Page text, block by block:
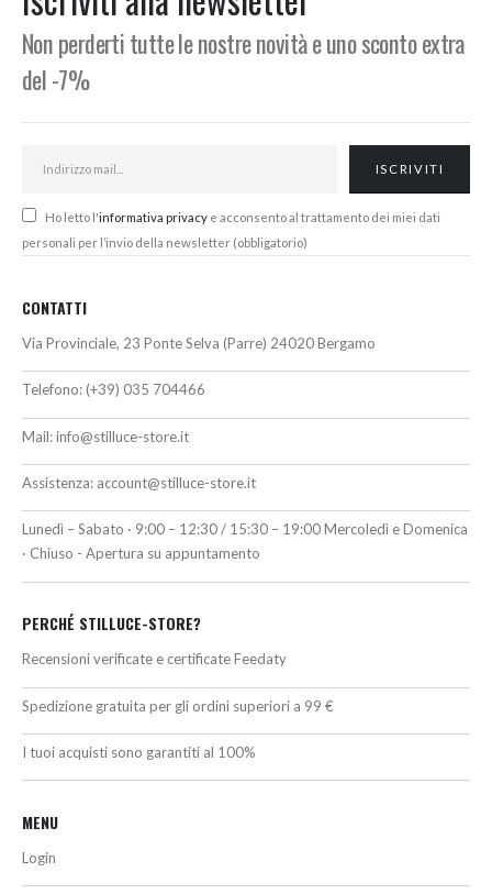
Non perderti tutte le nostre novità e uno sconto extra
del -7%
Ho letto l'informativa privacy e acconsento al trattamento dei miei dati
personali per l’invio della newsletter (obbligatorio)
CONTATTI
Via Provinciale, 23 Ponte Selva (Parre) 24020 Bergamo
Telefono: (+39) 035 704466
Mail:info@stilluce-store.it
Assistenza: account@stilluce-store.it
Lunedì – Sabato · 9:00 – 12:30 / 15:30 – 19:00 Mercoledì e Domenica
· Chiuso - Apertura su appuntamento
PERCHÉ STILLUCE-STORE?
Recensioni verificate e certificate Feedaty
Spedizione gratuita per gli ordini superiori a 99 €
I tuoi acquisti sono garantiti al 100%
MENU
Login